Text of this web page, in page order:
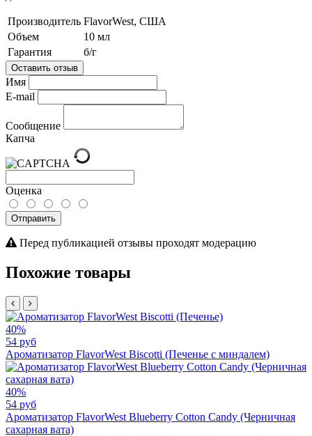
Производитель FlavorWest, США
Объем
10 мл
Гарантия
б/г
Оставить отзыв
Имя
E-mail
Сообщение
Капча
Оценка
Отправить
Перед публикацией отзывы проходят модерацию
Похожие товары
40%
54 руб
Ароматизатор FlavorWest Biscotti (Печенье с миндалем)
40%
54 руб
Ароматизатор FlavorWest Blueberry Cotton Candy (Черничная
сахарная вата)